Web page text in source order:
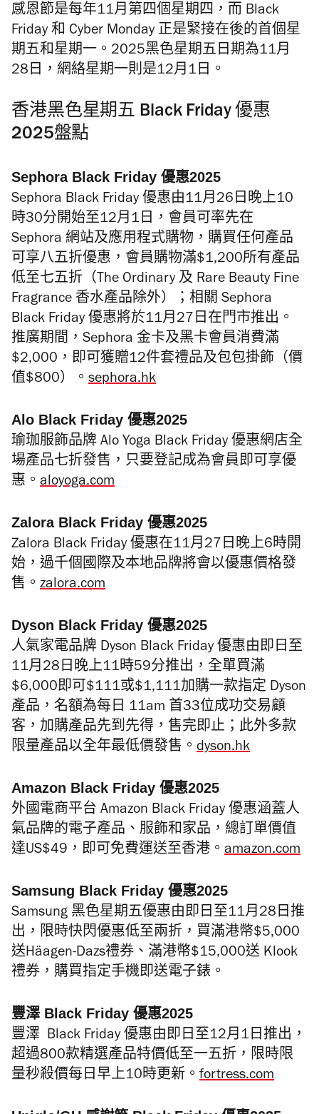
感恩節是每年11月第四個星期四，而 Black
Friday 和 Cyber Monday 正是緊接在後的首個星
期五和星期一。2025黑色星期五日期為11月
28日，網絡星期一則是12月1日。
香港黑色星期五 Black Friday 優惠
2025盤點
Sephora Black Friday 優惠2025
Sephora Black Friday 優惠由11月26日晚上10
時30分開始至12月1日，會員可率先在
Sephora 網站及應用程式購物，購買任何產品
可享八五折優惠，會員購物滿$1,200所有產品
低至七五折（The Ordinary 及 Rare Beauty Fine
Fragrance 香水產品除外）；相關 Sephora
Black Friday 優惠將於11月27日在門市推出。
推廣期間，Sephora 金卡及黑卡會員消費滿
$2,000，即可獲贈12件套禮品及包包掛飾（價
值$800）。 sephora.hk
Alo Black Friday 優惠2025
瑜珈服飾品牌 Alo Yoga Black Friday 優惠網店全
場產品七折發售，只要登記成為會員即可享優
惠。 aloyoga.com
Zalora Black Friday 優惠2025
Zalora Black Friday 優惠在11月27日晚上6時開
始，過千個國際及本地品牌將會以優惠價格發
售。 zalora.com
Dyson Black Friday 優惠2025
人氣家電品牌 Dyson Black Friday 優惠由即日至
11月28日晚上11時59分推出，全單買滿
$6,000即可$111或$1,111加購一款指定 Dyson
產品，名額為每日 11am 首33位成功交易顧
客，加購產品先到先得，售完即止；此外多款
限量產品以全年最低價發售。 dyson.hk
Amazon Black Friday 優惠2025
外國電商平台 Amazon Black Friday 優惠涵蓋人
氣品牌的電子產品、服飾和家品，總訂單價值
達US$49，即可免費運送至香港。 amazon.com
Samsung Black Friday 優惠2025
Samsung 黑色星期五優惠由即日至11月28日推
出，限時快閃優惠低至兩折，買滿港幣$5,000
送Häagen-Dazs禮券、滿港幣$15,000送 Klook
禮券，購買指定手機即送電子錶。
豐澤 Black Friday 優惠2025
豐澤 Black Friday 優惠由即日至12月1日推出，
超過800款精選產品特價低至一五折，限時限
量秒殺價每日早上10時更新。 fortress.com